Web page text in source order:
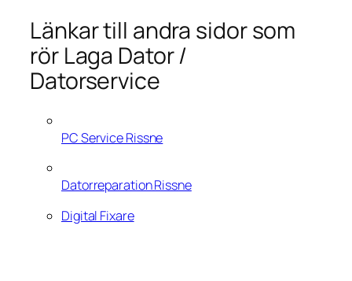
Länkar till andra sidor som
rör Laga Dator /
Datorservice
PC Service Rissne
Datorreparation Rissne
Digital Fixare